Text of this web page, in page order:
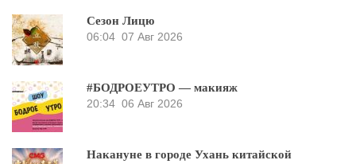
Сезон Лицю
06:04 07 Авг 2026
#БОДРОЕУТРО — макияж
20:34 06 Авг 2026
Накануне в городе Ухань китайской